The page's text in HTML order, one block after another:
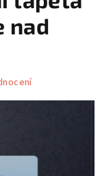
nad